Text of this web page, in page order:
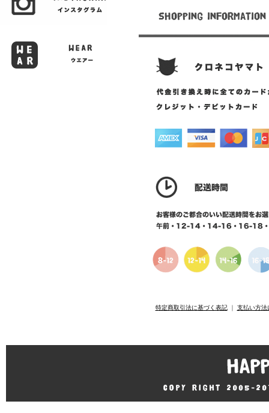
特定商取引法に基づく表記｜ 支払い方法